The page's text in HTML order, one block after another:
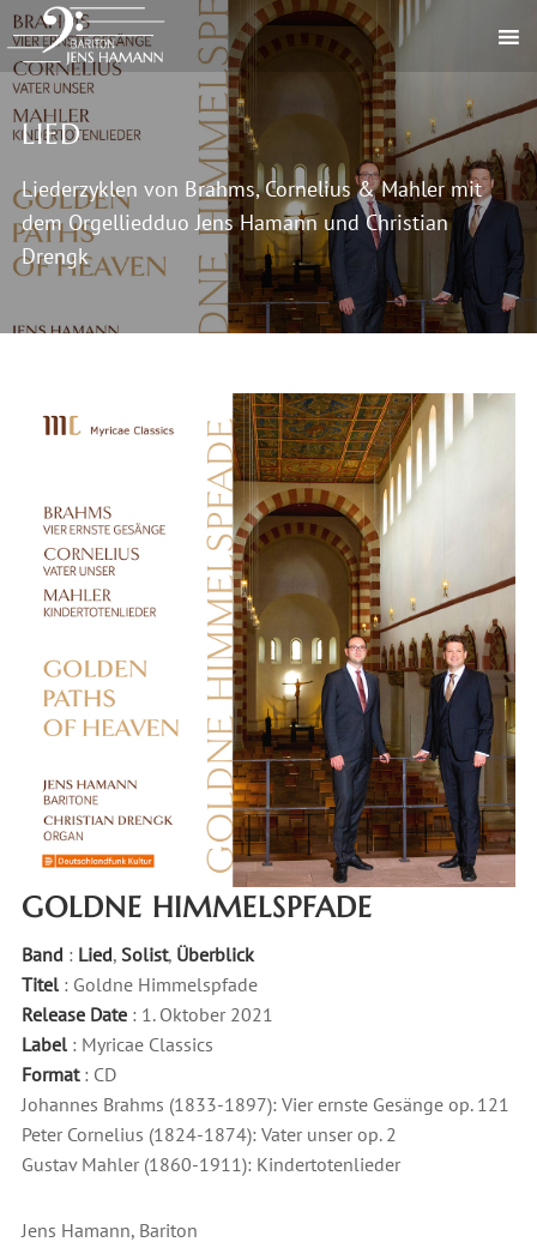
LIED
Liederzyklen von Brahms, Cornelius & Mahler mit
dem Orgelliedduo Jens Hamann und Christian
Drengk
GOLDNE HIMMELSPFADE
Band : Lied, Solist, Überblick
Titel: Goldne Himmelspfade
Release Date: 1. Oktober 2021
Label : Myricae Classics
Format: CD
Johannes Brahms (1833-1897): Vier ernste Gesänge op. 121
Peter Cornelius (1824-1874): Vater unser op. 2
Gustav Mahler (1860-1911): Kindertotenlieder
Jens Hamann, Bariton